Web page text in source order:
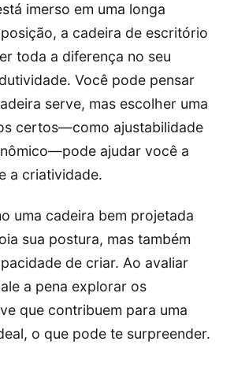
imerso em uma longa
a cadeira de escritório
toda a diferença no seu
Você pode pensar
serve, mas escolher uma
certos—como ajustabilidade
ajudar você a
a criatividade.
uma cadeira bem projetada
sua postura, mas também
de criar. Ao avaliar
a pena explorar os
que contribuem para uma
o que pode te surpreender.